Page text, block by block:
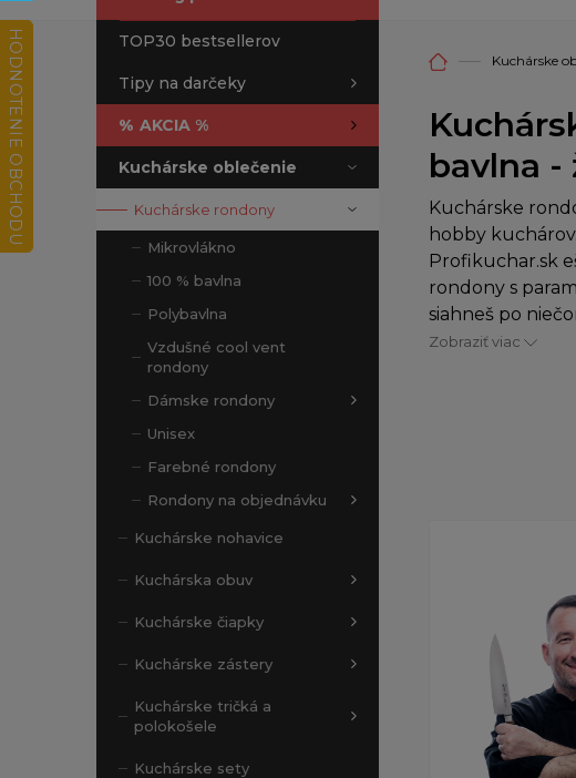
TOP30 bestsellerov
Tipy na darčeky
% AKCIA %
Kuchárske oblečenie
Kuchárske rondony
Mikrovlákno
100 % bavlna
Polybavlna
Vzdušné cool vent
rondony
Dámske rondony
Unisex
Farebné rondony
Rondony na objednávku
Kuchárske nohavice
Kuchárska obuv
Kuchárske čiapky
Kuchárske zástery
Kuchárske tričká a
polokošele
Kuchárske sety
Kuchárske
bavlna -
Kuchárske
hobby
Profikuchar.sk
rondony s
siahneš po
Zobraziť viac
HODNOTENIE OBCHODU